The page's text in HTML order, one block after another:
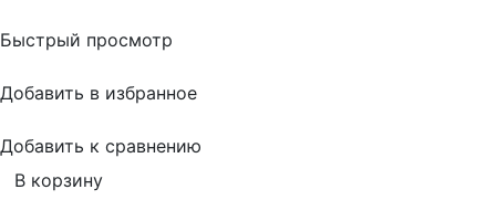
Быстрый просмотр
Добавить в избранное
Добавить к сравнению
В корзину